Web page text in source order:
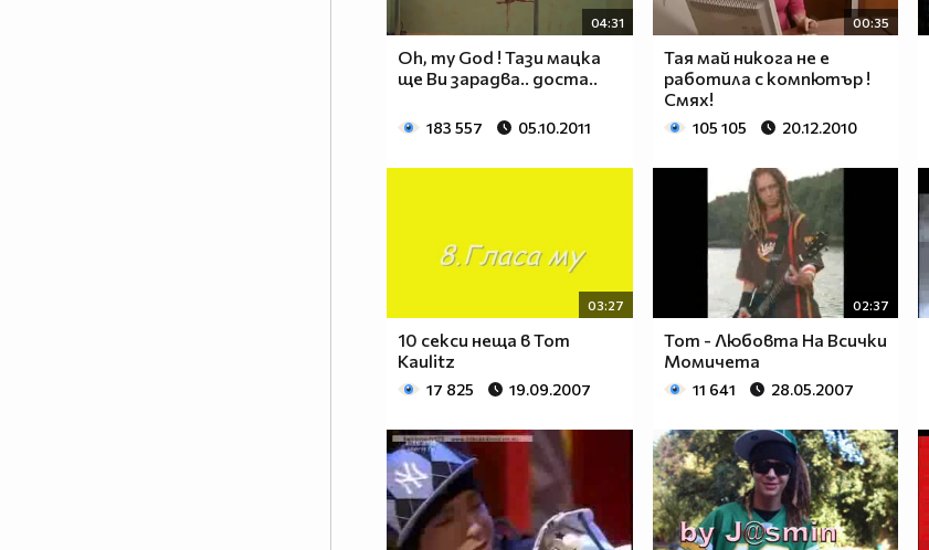
04:31
Oh, my God ! Тази мацка
ще Ви зарадва.. доста..
183 557 05.10.2011
00:35
Тая май никога не е
работила с компютър !
Смях!
105 105 20.12.2010
03:27
10 секси неща в Tom
Kaulitz
17 825 19.09.2007
02:37
Tom - Любовта На Всички
Момичета
11 641 28.05.2007